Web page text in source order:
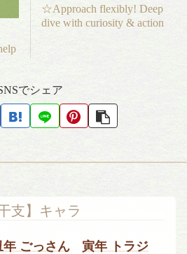
☆Approach flexibly! Deep
dive with curiosity & action
でシェア
干支】キャラ
年 ごっさん 寅年 トラジ